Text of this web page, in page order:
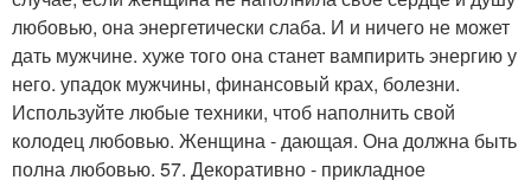
любовью, она энергетически слаба. И и ничего не может
дать мужчине. хуже того она станет вампирить энергию у
него. упадок мужчины, финансовый крах, болезни.
Используйте любые техники, чтоб наполнить свой
колодец любовью. Женщина - дающая. Она должна быть
полна любовью. 57. Декоративно - прикладное